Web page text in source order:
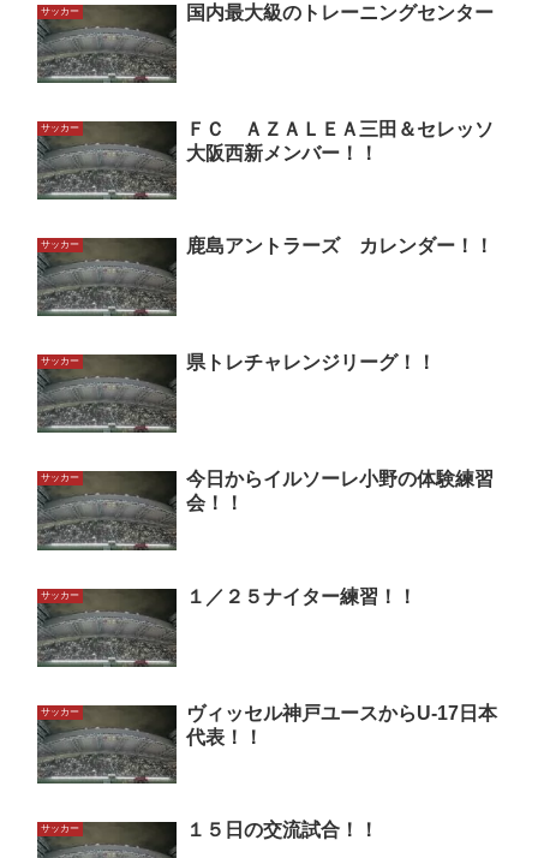
サッカー 国内最大級のトレーニングセンター
サッカー
ＦＣ ＡＺＡＬＥＡ三田＆セレッソ
大阪西新メンバー！！
サッカー 鹿島アントラーズ カレンダー！！
サッカー 県トレチャレンジリーグ！！
サッカー
今日からイルソーレ小野の体験練習
会！！
サッカー １／２５ナイター練習！！
サッカー
ヴィッセル神戸ユースからU-17日本
代表！！
サッカー １５日の交流試合！！